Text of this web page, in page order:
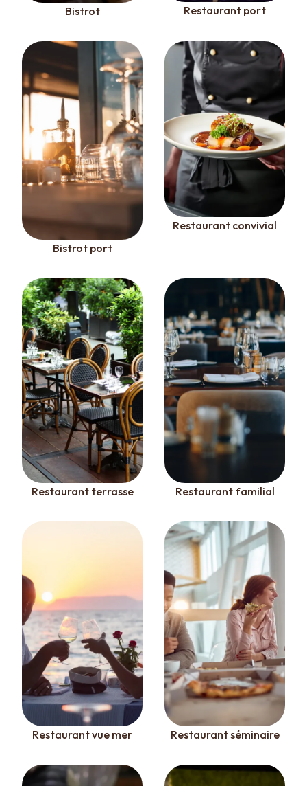
Bistrot Restaurant port
Bistrot port
Restaurant convivial
Restaurant terrasse Restaurant familial
Restaurant vue mer Restaurant séminaire